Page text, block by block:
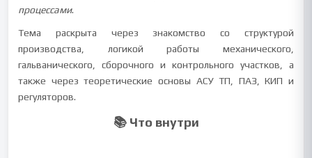
процессами.
Тема раскрыта через знакомство со структурой
производства, логикой работы механического,
гальванического, сборочного и контрольного участков, а
также через теоретические основы АСУ ТП, ПАЗ, КИП и
регуляторов.
📚 Что внутри